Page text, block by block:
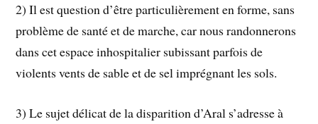
2) Il est question d’être particulièrement en forme, sans
problème de santé et de marche, car nous randonnerons
dans cet espace inhospitalier subissant parfois de
violents vents de sable et de sel imprégnant les sols.
3) Le sujet délicat de la disparition d’Aral s’adresse à